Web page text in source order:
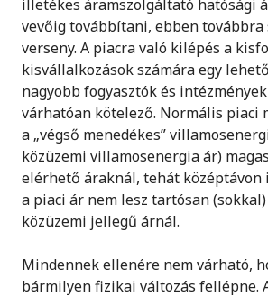
illetékes áramszolgáltató hatósági
vevőig továbbítani, ebben továbbra
verseny. A piacra való kilépés a
kisvállalkozások számára egy
nagyobb fogyasztók és
várhatóan kötelező. Normális piaci
a „végső menedékes”
közüzemi villamosenergia ár)
elérhető áraknál, tehát középtávon
a piaci ár nem lesz tartósan
közüzemi jellegű árnál.
Mindennek ellenére nem várható,
bármilyen fizikai változás fellépne.